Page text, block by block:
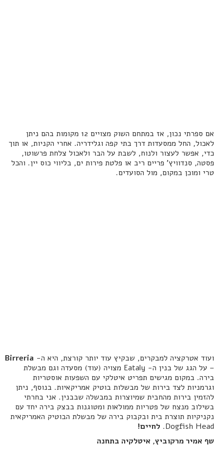
אם ספרתי נכון, אז במתחם השוק מצויים 12 מקומות בהם ניתן
לאכול, החל ממסעדות דרך בתי קפה וגלידריה. אחרי הקניות, או תוך
כדי, אפשר לעצור ולנוח, לשבת על הבר ולאכול צלחת פרשוטו,
פסטה, סנדוויץ' פריים ריב או פלטת פירות ים, בליווי כוס יין. והכל
טרי ומוכן במקום, מול הסועדים.
ועוד אטרקציה למבקרים, שבקיץ עוד יותר קורצת, היא ה- Birreria
– על הגג של בנין ה- Eataly מצויה (עוד) מסעדה וגם מבשלת
בירה. במקום מגישים תפריט איטלקי עם השפעות אוסטריות
וגרמניות לצד בירות של מבשלות בוטיק אמריקאיות. בנוסף, ניתן
להזמין בירות מהחבית שמיוצרות במבשלה שבבנין. אני בחרתי
בשילוב מנצח של פטריות ממולאות ומטוגנות בבצק בירה יחד עם
נקניקיות תוצרת בית ובקבוק בירה של מבשלת הבוטיק האמריקאית
Dogfish Head. לחיים!
שף אמיר מרקוביץ, איטלקיה בתחנה